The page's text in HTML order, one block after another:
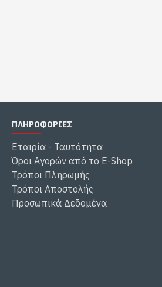
ΠΛΗΡΟΦΟΡΙΕΣ
Εταιρία - Ταυτότητα
Όροι Αγορών από το E-Shop
Τρόποι Πληρωμής
Τρόποι Αποστολής
Προσωπικά Δεδομένα